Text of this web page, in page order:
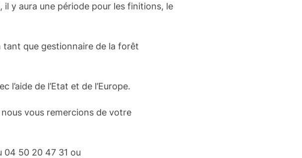
il y aura une période pour les finitions, le
tant que gestionnaire de la forêt
de l’Etat et de l’Europe.
vous remercions de votre
04 50 20 47 31 ou